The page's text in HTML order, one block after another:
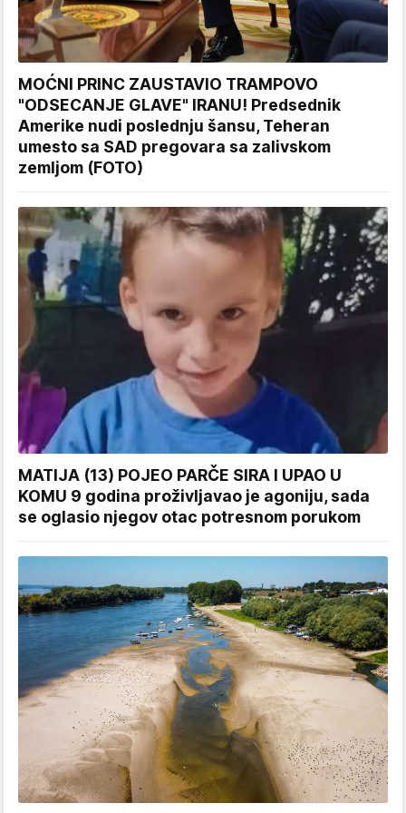
MOĆNI PRINC ZAUSTAVIO TRAMPOVO
"ODSECANJE GLAVE" IRANU! Predsednik
Amerike nudi poslednju šansu, Teheran
umesto sa SAD pregovara sa zalivskom
zemljom (FOTO)
MATIJA (13) POJEO PARČE SIRA I UPAO U
KOMU 9 godina proživljavao je agoniju, sada
se oglasio njegov otac potresnom porukom